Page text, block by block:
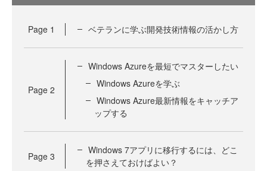
Page 1 ベテランに学ぶ開発技術情報の活かし方
Page 2
Windows Azureを最短でマスターしたい
Windows Azureを学ぶ
Windows Azure最新情報をキャッチア
ップする
Page 3
Windows 7アプリに移行するには、どこ
を押さえておけばよい？